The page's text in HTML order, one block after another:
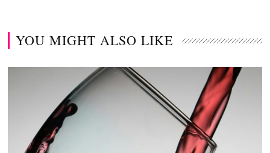
YOU MIGHT ALSO LIKE